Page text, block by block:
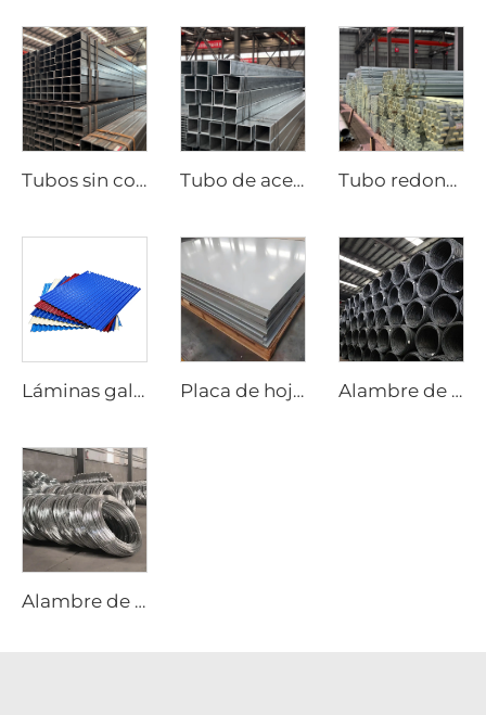
Tubos sin costura de tubería cuadrada de acero al carbono Tubo de acero galvanizado Gi, tubo cuadrado sin costura Tubo redondo galvanizado sin costura
Láminas galvanizadas corrugadas con recubrimiento de color para techos Placa de hoja de acero inoxidable Alambre de acero al carbono varilla negra
Alambre de acero galvanizado varilla GI